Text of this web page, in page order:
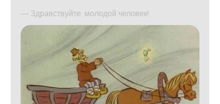
— Здравствуйте, молодой человек!